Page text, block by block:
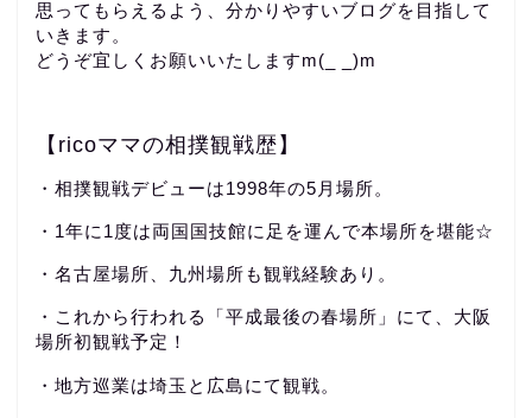
思ってもらえるよう、分かりやすいブログを目指して
いきます。
どうぞ宜しくお願いいたしますm(_ _)m
【ricoママの相撲観戦歴】
・相撲観戦デビューは1998年の5月場所。
・1年に1度は両国国技館に足を運んで本場所を堪能☆
・名古屋場所、九州場所も観戦経験あり。
・これから行われる「平成最後の春場所」にて、大阪
場所初観戦予定！
・地方巡業は埼玉と広島にて観戦。